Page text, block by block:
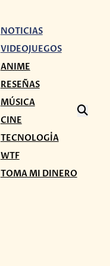
NOTICIAS
VIDEOJUEGOS
ANIME
RESEÑAS
MÚSICA
CINE
TECNOLOGÍA
WTF
TOMA MI DINERO